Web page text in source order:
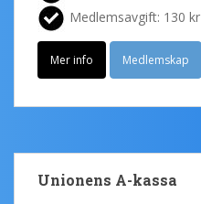
Medlemsavgift: 130 kr
Mer info Medlemskap
Unionens A-kassa